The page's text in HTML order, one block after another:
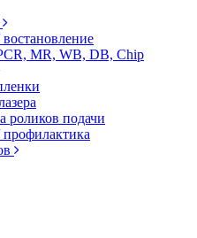
MR, WB, DB, Chip
роликов подачи